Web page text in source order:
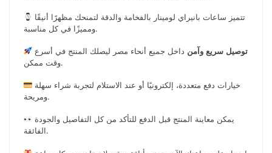
ومميزًا في كل مناسبة.
توصيل سريع وآمن داخل جميع أنحاء مصر ليصلك المنتج في أسرع
وقت ممكن.
ومريحة.
الفائقة.